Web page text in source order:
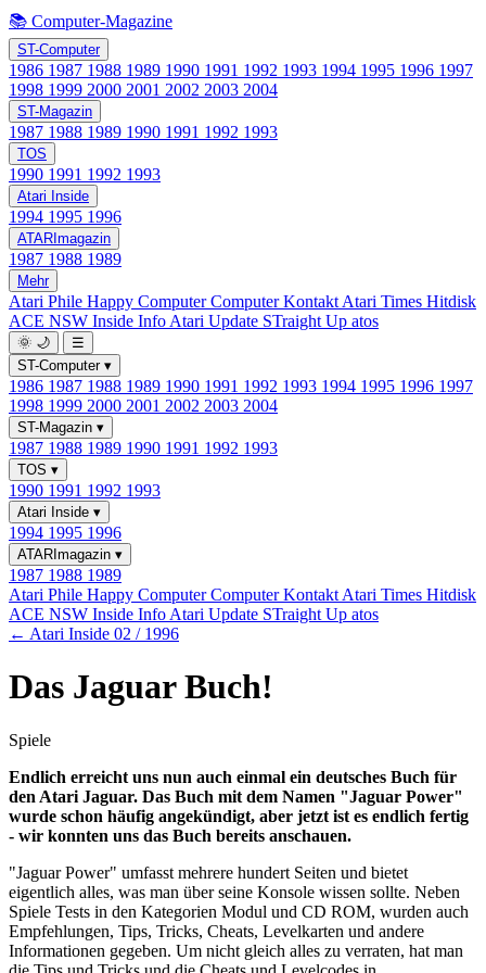
📚 Computer-Magazine
ST-Computer
1986 1987 1988 1989 1990 1991 1992 1993 1994 1995 1996 1997
1998 1999 2000 2001 2002 2003 2004
ST-Magazin
1987 1988 1989 1990 1991 1992 1993
TOS
1990 1991 1992 1993
Atari Inside
1994 1995 1996
ATARImagazin
1987 1988 1989
Mehr
Atari Phile Happy ComputerComputer Kontakt Atari Times Hitdisk
ACE NSW Inside Info Atari Update STraight Up atos
🌞 🌙
☰
ST-Computer ▾
1986 1987 1988 1989 1990 1991 1992 1993 1994 1995 1996 1997
1998 1999 2000 2001 2002 2003 2004
ST-Magazin ▾
1987 1988 1989 1990 1991 1992 1993
TOS ▾
1990 1991 1992 1993
Atari Inside ▾
1994 1995 1996
ATARImagazin ▾
1987 1988 1989
Atari Phile Happy ComputerComputer Kontakt Atari Times Hitdisk
ACE NSW Inside Info Atari Update STraight Up atos
← Atari Inside 02 / 1996
Das Jaguar Buch!
Spiele
Endlich erreicht uns nun auch einmal ein deutsches Buch für
den Atari Jaguar. Das Buch mit dem Namen "Jaguar Power"
wurde schon häufig angekündigt, aber jetzt ist es endlich fertig
- wir konnten uns das Buch bereits anschauen.
"Jaguar Power" umfasst mehrere hundert Seiten und bietet
eigentlich alles, was man über seine Konsole wissen sollte. Neben
Spiele Tests in den Kategorien Modul und CD ROM, wurden auch
Empfehlungen, Tips, Tricks, Cheats, Levelkarten und andere
Informationen gegeben. Um nicht gleich alles zu verraten, hat man